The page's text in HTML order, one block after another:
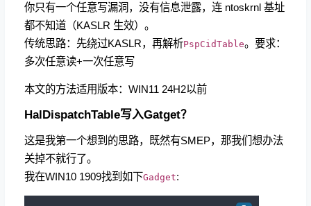
你只有一个任意写漏洞，没有信息泄露，连 ntoskrnl 基址
都不知道（KASLR 生效）。
传统思路：先绕过KASLR，再解析PspCidTable。要求：
多次任意读+一次任意写
本文的方法适用版本：WIN11 24H2以前
HalDispatchTable写入Gatget？
这是我第一个想到的思路，既然有SMEP，那我们想办法
关掉不就行了。
我在WIN10 1909找到如下Gadget: